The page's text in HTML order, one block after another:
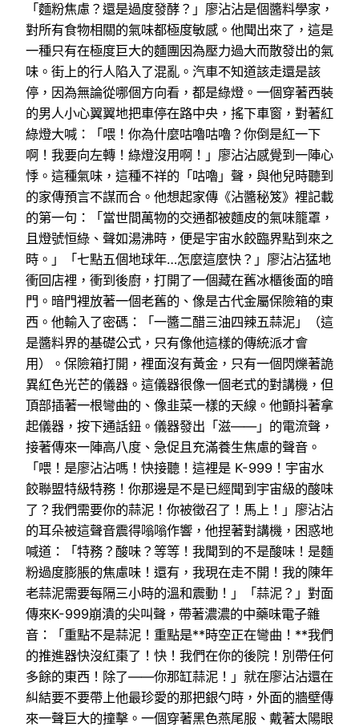
「麵粉焦慮？還是過度發酵？」廖沾沾是個醬料學家，
對所有食物相關的氣味都極度敏感。他聞出來了，這是
一種只有在極度巨大的麵團因為壓力過大而散發出的氣
味。街上的行人陷入了混亂。汽車不知道該走還是該
停，因為無論從哪個方向看，都是綠燈。一個穿著西裝
的男人小心翼翼地把車停在路中央，搖下車窗，對著紅
綠燈大喊：「喂！你為什麼咕嚕咕嚕？你倒是紅一下
啊！我要向左轉！綠燈沒用啊！」廖沾沾感覺到一陣心
悸。這種氣味，這種不祥的「咕嚕」聲，與他兒時聽到
的家傳預言不謀而合。他想起家傳《沾醬秘笈》裡記載
的第一句：「當世間萬物的交通都被麵皮的氣味籠罩，
且燈號恒綠、聲如湯沸時，便是宇宙水餃臨界點到來之
時。」「七點五個地球年…怎麼這麼快？」廖沾沾猛地
衝回店裡，衝到後廚，打開了一個藏在舊冰櫃後面的暗
門。暗門裡放著一個老舊的、像是古代金屬保險箱的東
西。他輸入了密碼：「一醬二醋三油四辣五蒜泥」（這
是醬料界的基礎公式，只有像他這樣的傳統派才會
用）。保險箱打開，裡面沒有黃金，只有一個閃爍著詭
異紅色光芒的儀器。這儀器很像一個老式的對講機，但
頂部插著一根彎曲的、像韭菜一樣的天線。他顫抖著拿
起儀器，按下通話鈕。儀器發出「滋——」的電流聲，
接著傳來一陣高八度、急促且充滿養生焦慮的聲音。
「喂！是廖沾沾嗎！快接聽！這裡是 K-999！宇宙水
餃聯盟特級特務！你那邊是不是已經聞到宇宙級的酸味
了？我們需要你的蒜泥！你被徵召了！馬上！」廖沾沾
的耳朵被這聲音震得嗡嗡作響，他捏著對講機，困惑地
喊道：「特務？酸味？等等！我聞到的不是酸味！是麵
粉過度膨脹的焦慮味！還有，我現在走不開！我的陳年
老蒜泥需要每隔三小時的溫和震動！」「蒜泥？」對面
傳來K-999崩潰的尖叫聲，帶著濃濃的中藥味電子雜
音：「重點不是蒜泥！重點是**時空正在彎曲！**我們
的推進器快沒紅棗了！快！我們在你的後院！別帶任何
多餘的東西！除了——你那缸蒜泥！」就在廖沾沾還在
糾結要不要帶上他最珍愛的那把銀勺時，外面的牆壁傳
來一聲巨大的撞擊。一個穿著黑色燕尾服、戴著太陽眼